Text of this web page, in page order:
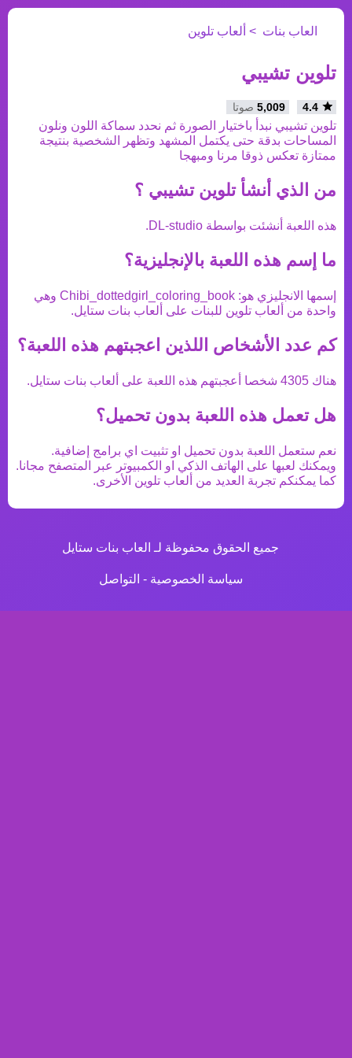
العاب بنات ألعاب تلوين
تلوين تشيبي
5,009 صوتا
تلوين تشيبي نبدأ باختيار الصورة ثم نحدد سماكة اللون ونلون
المساحات بدقة حتى يكتمل المشهد وتظهر الشخصية بنتيجة
ممتازة تعكس ذوقا مرنا ومبهجا
من الذي أنشأتلوين تشيبي ؟
هذه اللعبة أنشئت بواسطة DL-studio
.
ما إسم هذه اللعبة بالإنجليزية؟
إسمها الانجليزي هو: Chibi_dottedgirl_coloring_book وهي
واحدة من ألعاب تلوين للبنات على ألعاب بنات ستايل.
كم عدد الأشخاص اللذين اعجبتهم هذه اللعبة؟
هناك 4305 شخصا أعجبتهم هذه اللعبة على ألعاب بنات ستايل.
هل تعمل هذه اللعبة بدون تحميل؟
نعم ستعمل اللعبة بدون تحميل او تثبيت اي برامج إضافية.
ويمكنك لعبها على الهاتف الذكي او الكمبيوتر عبر المتصفح مجانا.
كما يمكنكم تجربة العديد من ألعاب تلوين الأخرى.
جميع الحقوق محفوظة لـ العاب بنات ستايل
سياسة الخصوصية - التواصل